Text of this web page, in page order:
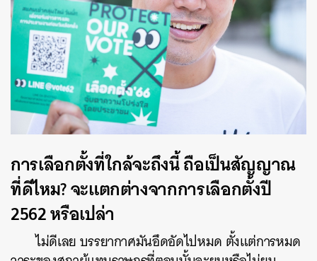
การเลือกตั้งที่ใกล้จะถึงนี้ ถือเป็นสัญญาณ
ที่ดีไหม? จะแตกต่างจากการเลือกตั้งปี
2562 หรือเปล่า
ไม่ดีเลย บรรยากาศมันอึดอัดไปหมด ตั้งแต่การหมด